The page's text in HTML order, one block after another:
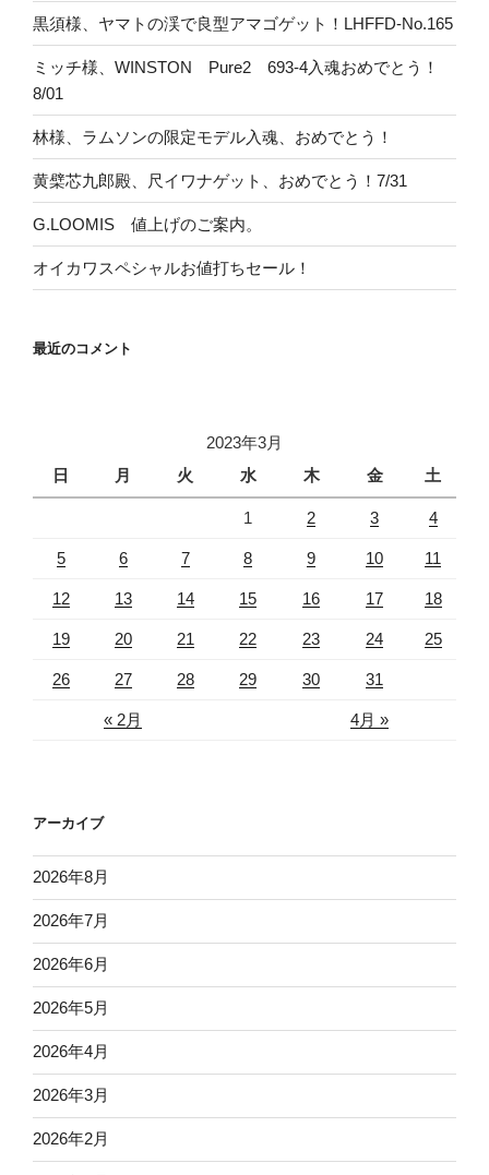
黒須様、ヤマトの渓で良型アマゴゲット！LHFFD-No.165
ミッチ様、WINSTON Pure2 693-4入魂おめでとう！
8/01
林様、ラムソンの限定モデル入魂、おめでとう！
黄檗芯九郎殿、尺イワナゲット、おめでとう！7/31
G.LOOMIS 値上げのご案内。
オイカワスペシャルお値打ちセール！
最近のコメント
2023年3月
日
月 火 水 木 金 土
« 2月 4月 »
1 2 3 4
5 6 7 8 9 10 11
12 13 14 15 16 17 18
19 20 21 22 23 24 25
26 27 28 29 30 31
アーカイブ
2026年8月
2026年7月
2026年6月
2026年5月
2026年4月
2026年3月
2026年2月